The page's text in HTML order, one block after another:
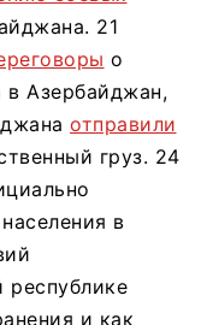
21
о
в Азербайджан,
отправили
груз. 24
в
республике
и как